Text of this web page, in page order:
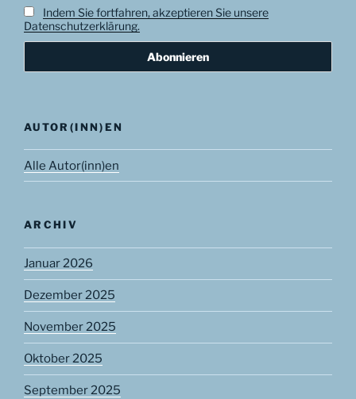
Indem Sie fortfahren, akzeptieren Sie unsere
Datenschutzerklärung.
AUTOR(INN)EN
Alle Autor(inn)en
ARCHIV
Januar 2026
Dezember 2025
November 2025
Oktober 2025
September 2025